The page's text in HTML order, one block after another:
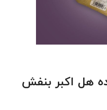
هل اکبر بنفش